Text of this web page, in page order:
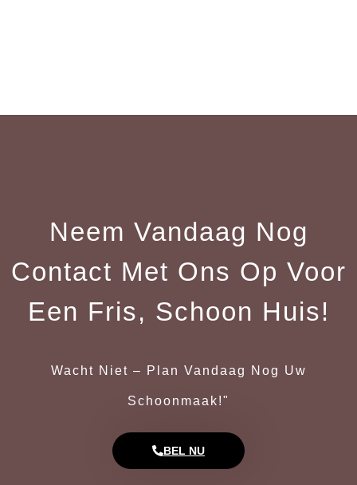
Neem Vandaag Nog
Contact Met Ons Op Voor
Een Fris, Schoon Huis!
Wacht Niet – Plan Vandaag Nog Uw
Schoonmaak!"
BEL NU